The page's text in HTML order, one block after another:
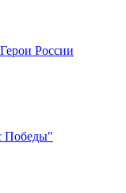
России
Победы"